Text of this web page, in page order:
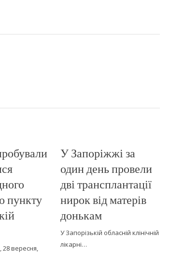
пункту
28 вересня,
У Запоріжжі за
один день провели
дві трансплантації
нирок від матерів
донькам
У Запорізькій обласній клінічній
лікарні…